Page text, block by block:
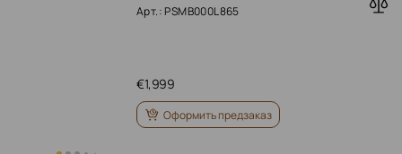
Арт.: PSMB000L865
1,999
€
Оформить предзаказ